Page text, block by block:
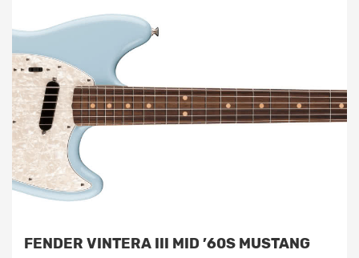
FENDER VINTERA III MID ’60S MUSTANG